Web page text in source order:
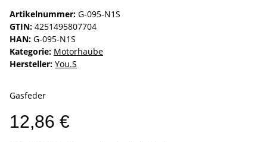
Artikelnummer: G-095-N1S
GTIN: 4251495807704
HAN: G-095-N1S
Kategorie: Motorhaube
Hersteller: You.S
Gasfeder
12,86 €